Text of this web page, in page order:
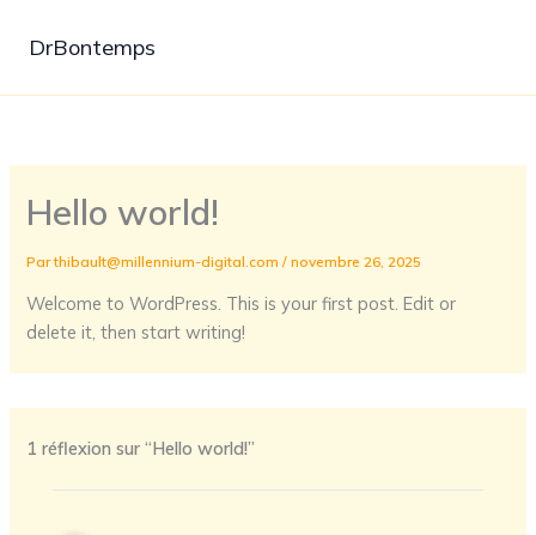
DrBontemps
Hello world!
Parthibault@millennium-digital.com/novembre 26, 2025
Welcome to WordPress. This is your first post. Edit or
delete it, then start writing!
1 réflexion sur “Hello world!”